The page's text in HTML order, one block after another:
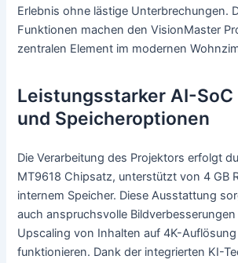
Erlebnis ohne lästige Unterbrechungen.
Funktionen machen den VisionMaster
zentralen Element im modernen
Leistungsstarker AI-
und Speicheroptionen
Die Verarbeitung des Projektors erfolgt
MT9618 Chipsatz, unterstützt von 4 GB
internem Speicher. Diese Ausstattung
auch anspruchsvolle
Upscaling von Inhalten auf 4K-
funktionieren. Dank der integrierten KI-